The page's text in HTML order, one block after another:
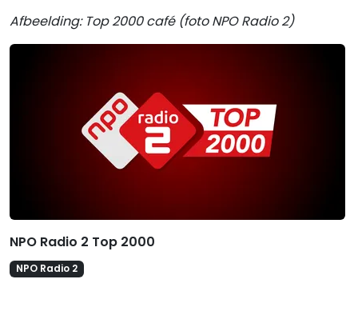
Afbeelding: Top 2000 café (foto NPO Radio 2)
Gerelateerde hitlijsten
NPO Radio 2 Top 2000
NPO Radio 2